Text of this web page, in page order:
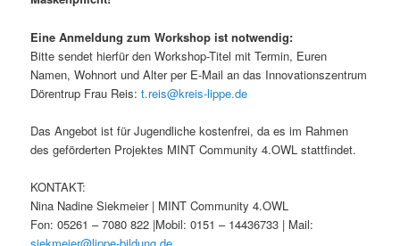
Eine Anmeldung zum Workshop ist notwendig:
Bitte sendet hierfür den Workshop-Titel mit Termin, Euren
Namen, Wohnort und Alter per E-Mail an das Innovationszentrum
Dörentrup Frau Reis:t.reis@kreis-lippe.de
Das Angebot ist für Jugendliche kostenfrei, da es im Rahmen
des geförderten Projektes MINT Community 4.OWL stattfindet.
KONTAKT:
Nina Nadine Siekmeier | MINT Community 4.OWL
Fon: 05261 – 7080 822 |Mobil: 0151 – 14436733 | Mail: